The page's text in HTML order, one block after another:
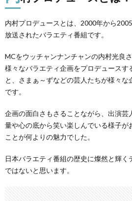
内村プロデュースとは、2000年から
放送されたバラエティ番組です。
MCをウッチャンナンチャンの内村光良
様々なバラエティ企画をプロデュースす
と、さまぁ～ずなどの芸人たちが様々な
です。
企画の面白さもさることながら、出演芸
量や心の底から笑い楽しんでいる様子が
ことが何よりの魅力でした。
日本バラエティ番組の歴史に燦然と輝
ではないと思います。